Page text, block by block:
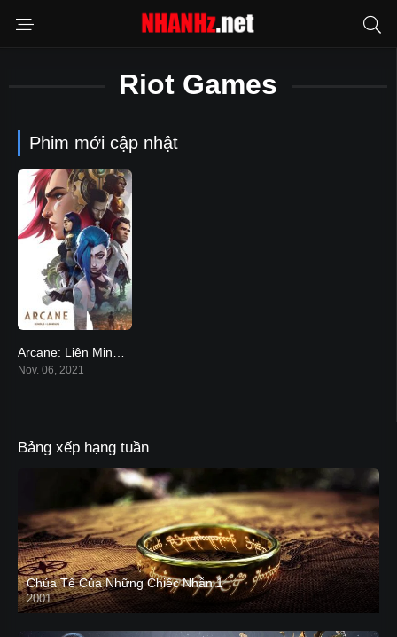
Riot Games
Phim mới cập nhật
9.2
Nov. 06, 2021
Bảng xếp hạng tuần
Chúa Tể Của Những Chiếc Nhẫn 1
2001